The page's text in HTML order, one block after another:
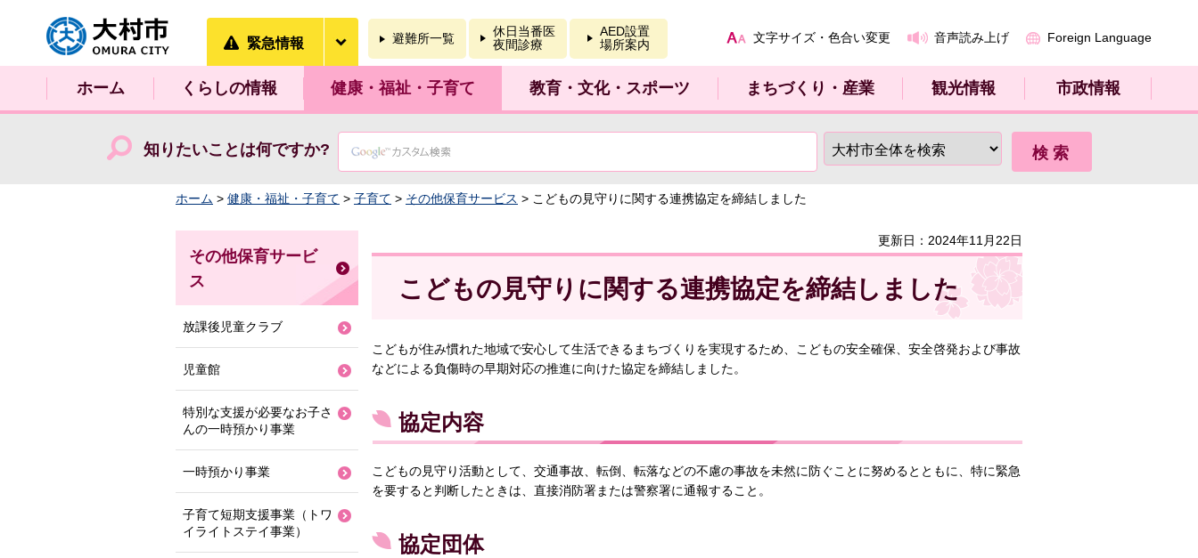
大村市
緊急情報 避難所一覧
休日当番医
夜間診療
AED設置
場所案内
文字サイズ・色合い変更 音声読み上げ Foreign Language
ホーム くらしの情報 健康・福祉・子育て 教育・文化・スポーツ まちづくり・産業 観光情報 市政情報
知りたいことは何ですか?
ホーム > 健康・福祉・子育て > 子育て > その他保育サービス > こどもの見守りに関する連携協定を締結しました
更新日：2024年11月22日
こどもの見守りに関する連携協定を締結しました
こどもが住み慣れた地域で安心して生活できるまちづくりを実現するため、こどもの安全確保、安全啓発および事故
などによる負傷時の早期対応の推進に向けた協定を締結しました。
協定内容
こどもの見守り活動として、交通事故、転倒、転落などの不慮の事故を未然に防ぐことに努めるとともに、特に緊急
を要すると判断したときは、直接消防署または警察署に通報すること。
協定団体
その他保育サービ
ス
放課後児童クラブ
児童館
特別な支援が必要なお子さ
んの一時預かり事業
一時預かり事業
子育て短期支援事業（トワ
イライトステイ事業）